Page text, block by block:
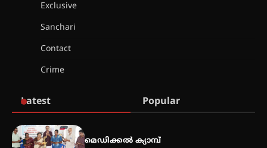
സാധ്യത ഇരിങ്ങാലക്കുടയിൽ 4.4
Exclusive
Sanchari
Contact
Crime
Latest Popular
മെഡിക്കൽ ക്യാമ്പ്